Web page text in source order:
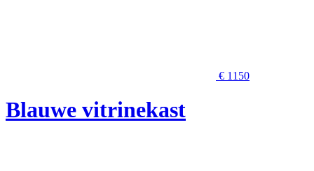
€ 1150
Blauwe vitrinekast